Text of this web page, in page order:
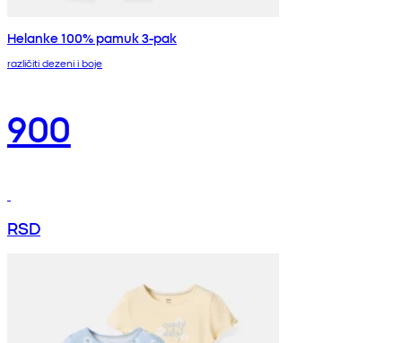
Helanke 100% pamuk 3-pak
različiti dezeni i boje
900
RSD